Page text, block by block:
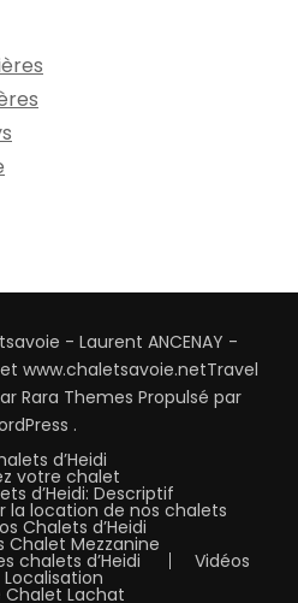
- Laurent ANCENAY -
www.chaletsavoie.netTravel
Rara Themes Propulsé par
.
d’Heidi
votre chalet
d’Heidi: Descriptif
la location de nos chalets
Chalets d’Heidi
Chalet Mezzanine
chalets d’Heidi Vidéos
Localisation
Chalet Lachat